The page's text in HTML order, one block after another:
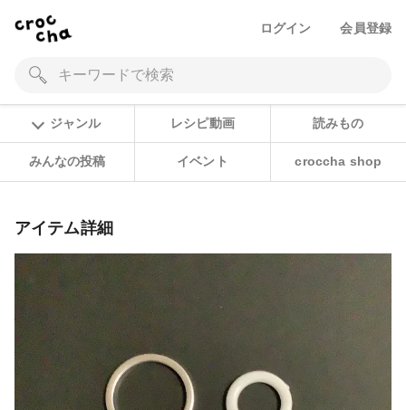
ログイン 会員登録
ジャンル レシピ動画 読みもの
みんなの投稿 イベント croccha shop
アイテム詳細